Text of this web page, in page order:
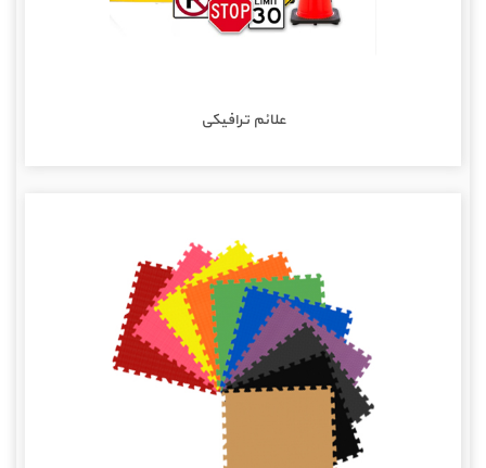
علائم ترافیکی